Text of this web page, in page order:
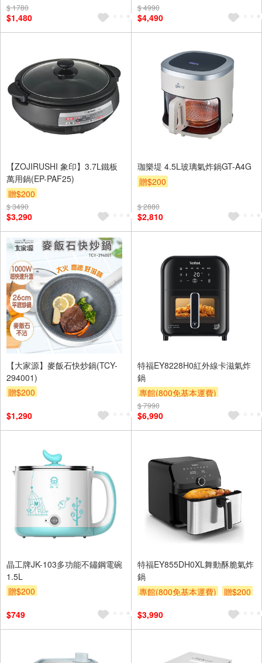
$ 1780
$1,480
元需加收$300-500,部分安裝跨
區費另計,實際收費以專人聯絡
報價為主)
$ 4990
$4,490
【ZOJIRUSHI 象印】3.7L鐵板
萬用鍋(EP-PAF25)
贈$200
$ 3490
$3,290
珈樂堤 4.5L玻璃氣炸鍋GT-A4G
贈$200
$ 2880
$2,810
【大家源】麥飯石快炒鍋(TCY-
294001)
贈$200
$1,290
特福EY8228H0紅外線卡滋氣炸
鍋
專館(800免基本運費)
結帳驚喜價
$ 7990
$6,990
晶工牌JK-103多功能不鏽鋼電碗
1.5L
贈$200
$749
特福EY855DH0XL舞動酥脆氣炸
鍋
專館(800免基本運費)
贈$200
$3,990